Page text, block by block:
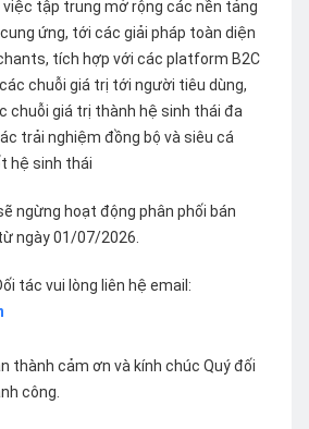
việc tập trung mở rộng các nền tảng
ứng, tới các giải pháp toàn diện
tích hợp với các platform B2C
chuỗi giá trị tới người tiêu dùng,
chuỗi giá trị thành hệ sinh thái đa
trải nghiệm đồng bộ và siêu cá
hệ sinh thái
ngừng hoạt động phân phối bán
ngày 01/07/2026.
tác vui lòng liên hệ email:
thành cảm ơn và kính chúc Quý đối
công.